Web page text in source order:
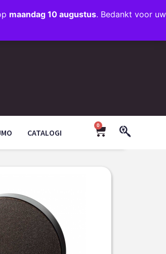
maandag 10 augustus. Bedankt voor uw
INFO@JMODESIGN.NL
+31 (0)35 203 1663
CATALOGI
0